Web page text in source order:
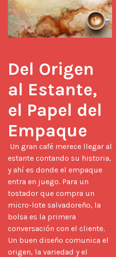
Del Origen
al Estante,
el Papel del
Empaque
estante contando su historia,
y ahí es donde el empaque
entra en juego. Para un
tostador que compra un
micro-lote salvadoreño, la
bolsa es la primera
conversación con el cliente.
Un buen diseño comunica el
origen, la variedad y el